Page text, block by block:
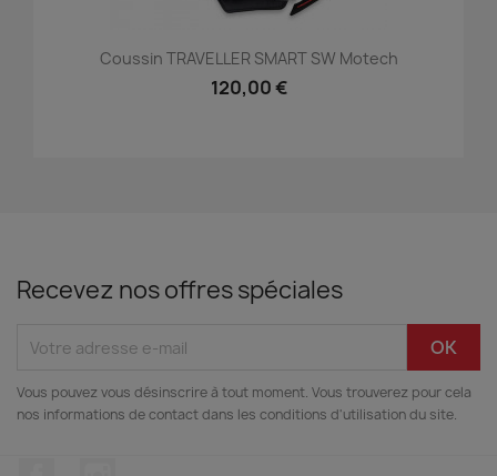
Coussin TRAVELLER SMART SW Motech
120,00 €
Recevez nos offres spéciales
Vous pouvez vous désinscrire à tout moment. Vous trouverez pour cela
nos informations de contact dans les conditions d'utilisation du site.